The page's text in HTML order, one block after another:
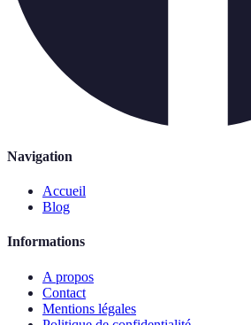
Navigation
Accueil
Blog
Informations
A propos
Contact
Mentions légales